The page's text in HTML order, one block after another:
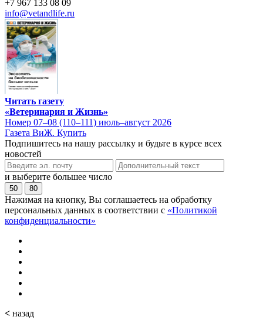
+7 967 133 08 09
info@vetandlife.ru
Читать газету
«Ветеринария и Жизнь»
Номер 07–08 (110–111) июль–август 2026
Газета ВиЖ. Купить
Подпишитесь на нашу рассылку и будьте в курсе всех
новостей
и выберите большее число
50 80
Нажимая на кнопку, Вы соглашаетесь на обработку
персональных данных в соответствии с «Политикой
конфиденциальности»
< назад